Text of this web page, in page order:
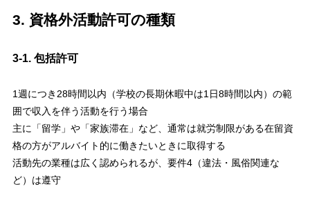
3. 資格外活動許可の種類
3-1. 包括許可
1週につき28時間以内（学校の長期休暇中は1日8時間以内）の範
囲で収入を伴う活動を行う場合
主に「留学」や「家族滞在」など、通常は就労制限がある在留資
格の方がアルバイト的に働きたいときに取得する
活動先の業種は広く認められるが、要件4（違法・風俗関連な
ど）は遵守